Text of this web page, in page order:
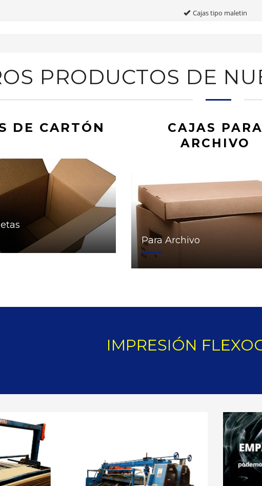
Cajas tipo maletin
PRODUCTOS DE
DE CARTÓN
CAJAS PARA
ARCHIVO
Para Archivo
IMPRESIÓN